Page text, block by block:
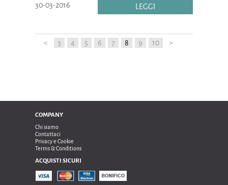
30-03-2016 LEGGI
< 3 4 5 6 7 8 9 10 >
COMPANY
Chi siamo
Contattaci
Privacy e Cookie
Terms & Conditions
ACQUISTI SICURI